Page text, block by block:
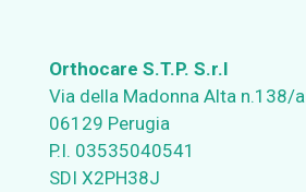
Orthocare S.T.P. S.r.l
Via della Madonna Alta n.138/a
06129 Perugia
P.I. 03535040541
SDI X2PH38J